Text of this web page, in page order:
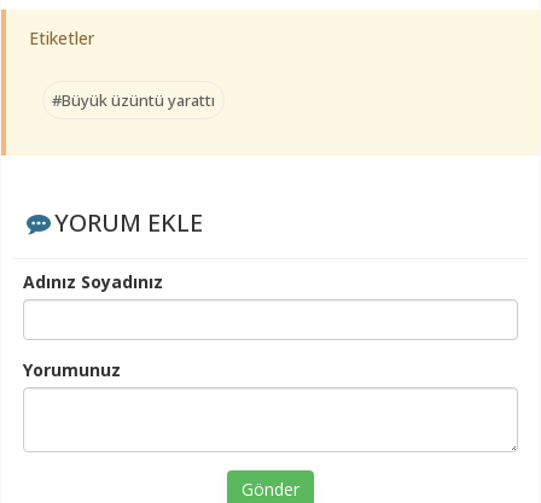
Etiketler
#Büyük üzüntü yarattı
YORUM EKLE
Adınız Soyadınız
Yorumunuz
Gönder